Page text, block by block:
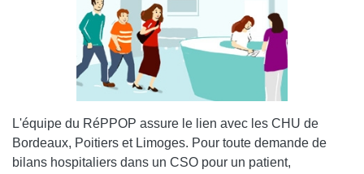
L'équipe du RéPPOP assure le lien avec les CHU de
Bordeaux, Poitiers et Limoges. Pour toute demande de
bilans hospitaliers dans un CSO pour un patient,